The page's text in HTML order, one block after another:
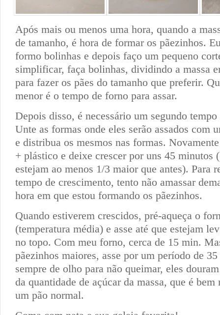
Após mais ou menos uma hora, quando a
de tamanho, é hora de formar os pãezinhos.
formo bolinhas e depois faço um pequeno
simplificar, faça bolinhas, dividindo a massa
para fazer os pães do tamanho que preferir.
menor é o tempo de forno para assar.
Depois disso, é necessário um segundo
Unte as formas onde eles serão assados com
e distribua os mesmos nas formas.
+ plástico e deixe crescer por uns 45 minutos
estejam ao menos 1/3 maior que antes). Para
tempo de crescimento, tento não amassar
hora em que estou formando os pãezinhos.
Quando estiverem crescidos, pré-aqueça o
(temperatura média) e asse até que estejam
no topo. Com meu forno, cerca de 15 min.
pãezinhos maiores, asse por um período de
sempre de olho para não queimar, eles
da quantidade de açúcar da massa, que é
um pão normal.